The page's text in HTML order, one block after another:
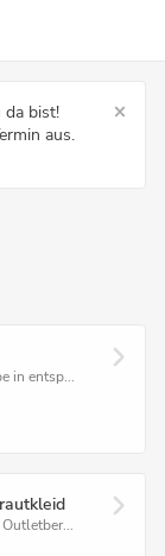
da bist!
aus.
in entsp...